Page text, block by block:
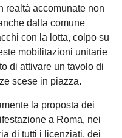
accomunate non
dalla comune
con la lotta, colpo su
mobilitazioni unitarie
di attivare un tavolo di
scese in piazza.
la proposta dei
a Roma, nei
di tutti i licenziati, dei